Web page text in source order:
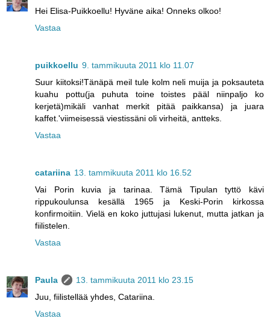
Hei Elisa-Puikkoellu! Hyväne aika! Onneks olkoo!
Vastaa
puikkoellu 9. tammikuuta 2011 klo 11.07
Suur kiitoksi!Tänäpä meil tule kolm neli muija ja poksauteta
kuahu pottu(ja puhuta toine toistes pääl niinpaljo ko
kerjetä)mikäli vanhat merkit pitää paikkansa) ja juara
kaffet.'viimeisessä viestissäni oli virheitä, antteks.
Vastaa
catariina 13. tammikuuta 2011 klo 16.52
Vai Porin kuvia ja tarinaa. Tämä Tipulan tyttö kävi
rippukoulunsa kesällä 1965 ja Keski-Porin kirkossa
konfirmoitiin. Vielä en koko juttujasi lukenut, mutta jatkan ja
fiilistelen.
Vastaa
Paula
13. tammikuuta 2011 klo 23.15
Juu, fiilistellää yhdes, Catariina.
Vastaa